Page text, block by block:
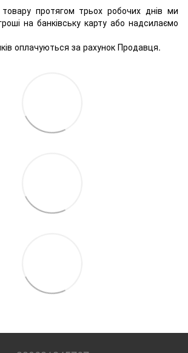
протягом трьох робочих днів ми
на банківську карту або надсилаємо
оплачуються за рахунок Продавця.